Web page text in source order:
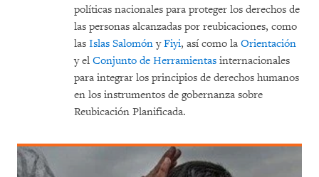
políticas nacionales para proteger los derechos de
las personas alcanzadas por reubicaciones, como
las Islas SalomónyFiyi, así como la Orientación
y el Conjunto de Herramientas internacionales
para integrar los principios de derechos humanos
en los instrumentos de gobernanza sobre
Reubicación Planificada.